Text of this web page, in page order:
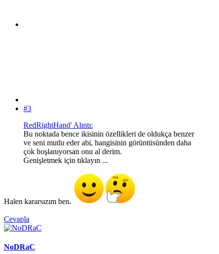
#3
RedRightHand' Alıntı:
Bu noktada bence ikisinin özellikleri de oldukça benzer
ve seni mutlu eder abi, hangisinin görüntüsünden daha
çok hoşlanıyorsan onu al derim.
Genişletmek için tıklayın ...
Halen kararsızım ben.
Cevapla
NoDRaC